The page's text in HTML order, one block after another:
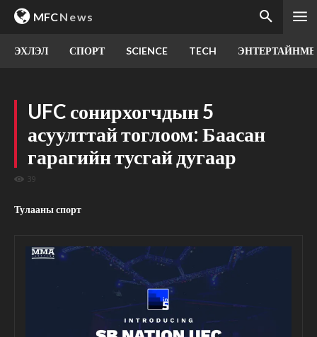
MFCNews
ЭХЛЭЛ СПОРТ SCIENCE TECH
UFC сонирхогчдын 5
асуулттай тоглоом: Баасан
гарагийн тусгай дугаар
39
Тулааны спорт